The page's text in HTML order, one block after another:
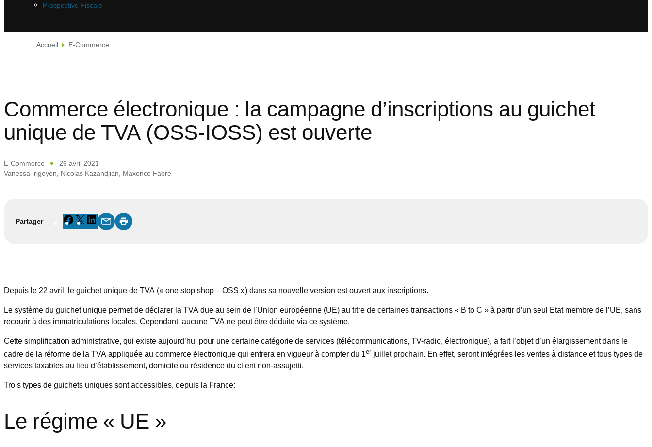
Prospective Fiscale
Accueil E-Commerce
Commerce électronique : la campagne d’inscriptions au guichet
unique de TVA (OSS-IOSS) est ouverte
E-Commerce
26 avril 2021
Vanessa Irigoyen Nicolas Kazandjian Maxence Fabre
Partager Facebook
X LinkedIn
Depuis le 22 avril, le guichet unique de TVA (« one stop shop – OSS ») dans sa nouvelle version est ouvert aux inscriptions.
Le système du guichet unique permet de déclarer la TVA due au sein de l’Union européenne (UE) au titre de certaines transactions « B to C » à partir d’un seul Etat membre de l’UE, sans
recourir à des immatriculations locales. Cependant, aucune TVA ne peut être déduite via ce système.
Cette simplification administrative, qui existe aujourd’hui pour une certaine catégorie de services (télécommunications, TV-radio, électronique), a fait l’objet d’un élargissement dans le
cadre de la réforme de la TVA appliquée au commerce électronique qui entrera en vigueur à compter du 1erjuillet prochain. En effet, seront intégrées les ventes à distance et tous types de
services taxables au lieu d’établissement, domicile ou résidence du client non-assujetti.
Trois types de guichets uniques sont accessibles, depuis la France:
Le régime « UE »